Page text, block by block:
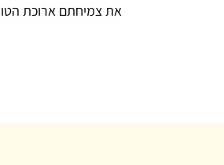
את צמיחתם ארוכת